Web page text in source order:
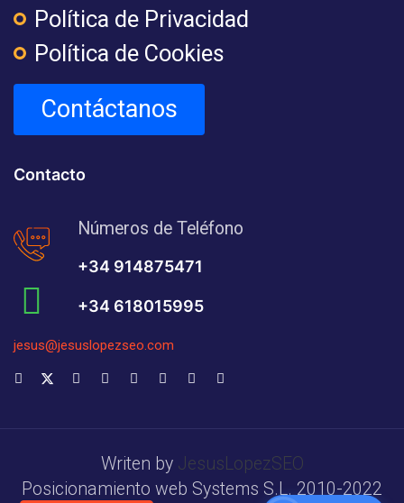
Política de Privacidad
Política de Cookies
Contáctanos
Contacto
Números de Teléfono
+34 914875471
+34 618015995
jesus@jesuslopezseo.com
Writen by JesusLopezSEO
Posicionamiento web Systems S.L. 2010-2022